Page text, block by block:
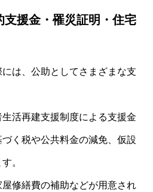
支援金・罹災証明・住宅
は、公助としてさまざまな支
活再建支援制度による支援金
く税や公共料金の減免、仮設
。
修繕費の補助などが用意され